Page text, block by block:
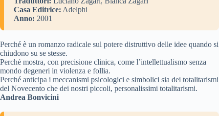
Casa Editrice: Adelphi
Anno: 2001
Perché è un romanzo radicale sul potere distruttivo delle idee quando si
chiudono su se stesse.
Perché mostra, con precisione clinica, come l’intellettualismo senza
mondo degeneri in violenza e follia.
Perché anticipa i meccanismi psicologici e simbolici sia dei totalitarismi
del Novecento che dei nostri piccoli, personalissimi totalitarismi.
Andrea Bonvicini